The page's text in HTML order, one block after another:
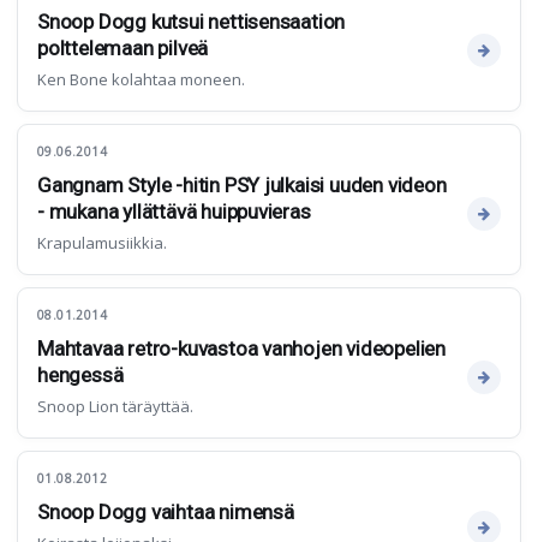
Snoop Dogg kutsui nettisensaation
polttelemaan pilveä
Ken Bone kolahtaa moneen.
09.06.2014
Gangnam Style -hitin PSY julkaisi uuden videon
- mukana yllättävä huippuvieras
Krapulamusiikkia.
08.01.2014
Mahtavaa retro-kuvastoa vanhojen videopelien
hengessä
Snoop Lion täräyttää.
01.08.2012
Snoop Dogg vaihtaa nimensä